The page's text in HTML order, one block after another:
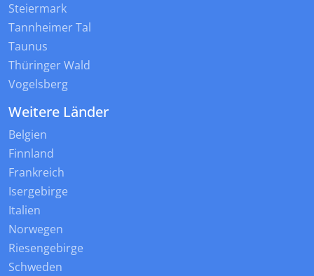
Steiermark
Tannheimer Tal
Taunus
Thüringer Wald
Vogelsberg
Weitere Länder
Belgien
Finnland
Frankreich
Isergebirge
Italien
Norwegen
Riesengebirge
Schweden